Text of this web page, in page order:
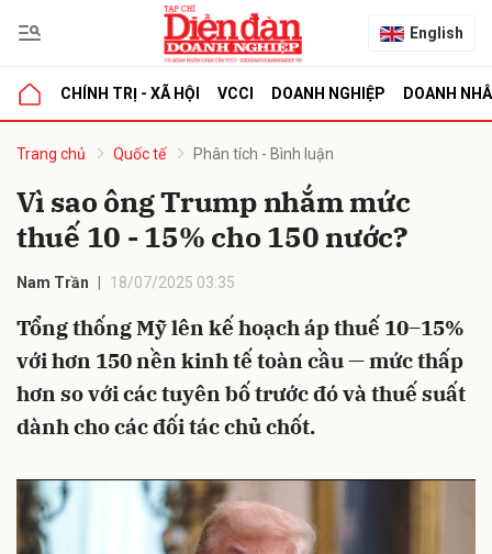
English
CHÍNH TRỊ - XÃ HỘI VCCI DOANH NGHIỆP DOANH
Trang chủ Quốc tế Phân tích - Bình luận
Vì sao ông Trump nhắm mức
thuế 10 - 15% cho 150 nước?
Nam Trần 18/07/2025 03:35
Tổng thống Mỹ lên kế hoạch áp thuế 10–15%
với hơn 150 nền kinh tế toàn cầu — mức thấp
hơn so với các tuyên bố trước đó và thuế suất
dành cho các đối tác chủ chốt.
luận
Hủy